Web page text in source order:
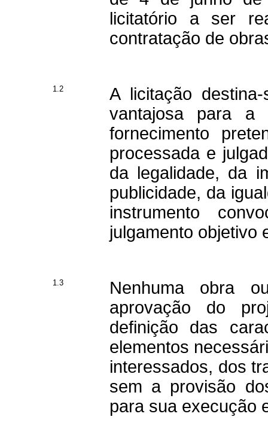
licitatório a ser
contratação de
1.2
A licitação
vantajosa para a
fornecimento
processada e
da legalidade, da
publicidade, da
instrumento
julgamento objetivo
1.3
Nenhuma obra
aprovação do
definição das
elementos
interessados, dos
sem a provisão
para sua execução